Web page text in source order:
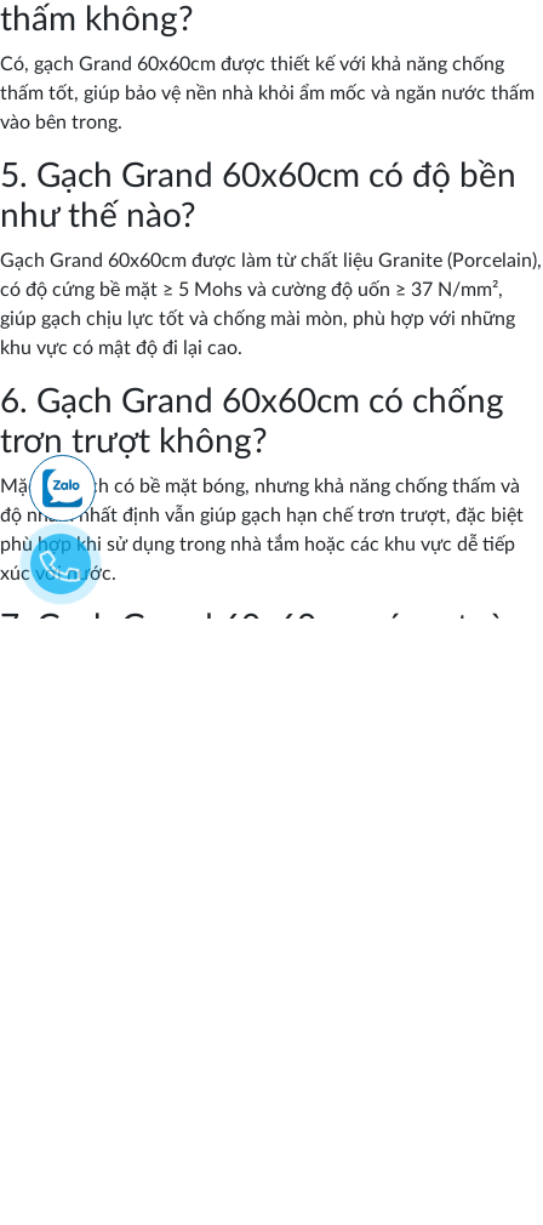
thấm không?
Có, gạch Grand 60x60cm được thiết kế với khả năng chống
thấm tốt, giúp bảo vệ nền nhà khỏi ẩm mốc và ngăn nước thấm
vào bên trong.
5. Gạch Grand 60x60cm có độ bền
như thế nào?
Gạch Grand 60x60cm được làm từ chất liệu Granite (Porcelain),
có độ cứng bề mặt ≥ 5 Mohs và cường độ uốn ≥ 37 N/mm²,
giúp gạch chịu lực tốt và chống mài mòn, phù hợp với những
khu vực có mật độ đi lại cao.
6. Gạch Grand 60x60cm có chống
trơn trượt không?
Mặc dù gạch có bề mặt bóng, nhưng khả năng chống thấm và
độ nhám nhất định vẫn giúp gạch hạn chế trơn trượt, đặc biệt
phù hợp khi sử dụng trong nhà tắm hoặc các khu vực dễ tiếp
xúc với nước.
7. Gạch Grand 60x60cm có an toàn